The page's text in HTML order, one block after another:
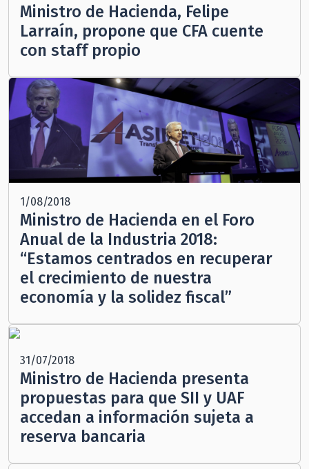
Ministro de Hacienda, Felipe
Larraín, propone que CFA cuente
con staff propio
1/08/2018
Ministro de Hacienda en el Foro
Anual de la Industria 2018:
“Estamos centrados en recuperar
el crecimiento de nuestra
economía y la solidez fiscal”
31/07/2018
Ministro de Hacienda presenta
propuestas para que SII y UAF
accedan a información sujeta a
reserva bancaria